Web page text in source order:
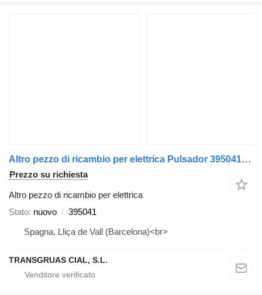
Altro pezzo di ricambio per elettrica Pulsador 395041 per gru per autocarro Transgruas
Prezzo su richiesta
Altro pezzo di ricambio per elettrica
Stato nuovo
395041
Spagna, Lliça de Vall (Barcelona)<br>
TRANSGRUAS CIAL, S.L.